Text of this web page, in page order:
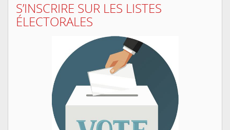
S’INSCRIRE SUR LES LISTES
ÉLECTORALES